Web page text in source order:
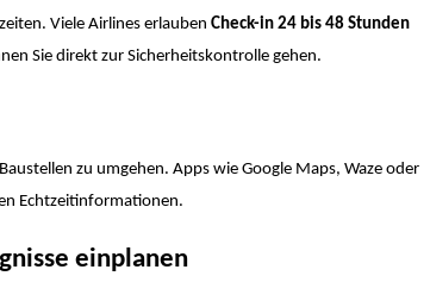
Viele Airlines erlauben Check-in 24 bis 48 Stunden
Sie direkt zur Sicherheitskontrolle gehen.
zu umgehen. Apps wie Google Maps, Waze oder
Echtzeitinformationen.
einplanen